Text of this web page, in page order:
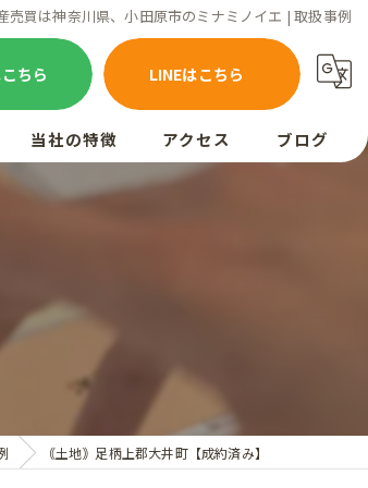
売買は神奈川県、小田原市のミナミノイエ | 取扱事例
ちら LINEはこちら
当社の特徴
相続
アクセス ブログ
｟土地｠足柄上郡大井町【成約済み】